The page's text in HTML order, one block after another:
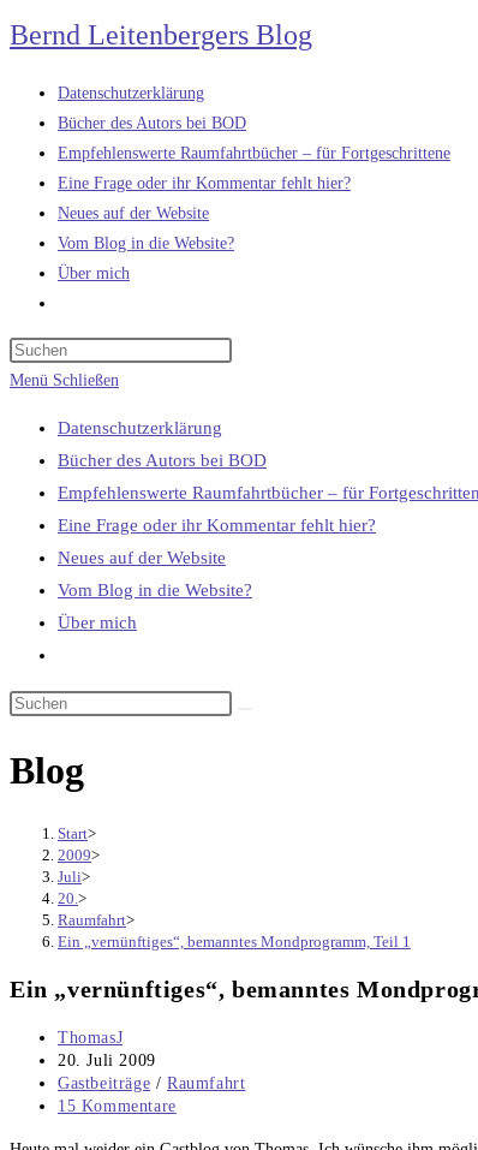
Zum
Inhalt
springen
Bernd Leitenbergers Blog
Datenschutzerklärung
Bücher des Autors bei BOD
Empfehlenswerte Raumfahrtbücher – für Fortgeschrittene
Eine Frage oder ihr Kommentar fehlt hier?
Neues auf der Website
Vom Blog in die Website?
Über mich
umschalten
Menü Schließen
Datenschutzerklärung
Bücher des Autors bei BOD
Empfehlenswerte Raumfahrtbücher – für
Eine Frage oder ihr Kommentar fehlt hier?
Neues auf der Website
Vom Blog in die Website?
Über mich
umschalten
Blog
Start>
2009>
Juli>
20. >
Raumfahrt>
Ein „vernünftiges“, bemanntes Mondprogramm, Teil 1
Ein „vernünftiges“, bemanntes
Beitrags-
Autor:
ThomasJ
Beitrag
veröffentlicht:
20. Juli 2009
Beitrags-
Kategorie:
Gastbeiträge / Raumfahrt
Beitrags-
15 Kommentare